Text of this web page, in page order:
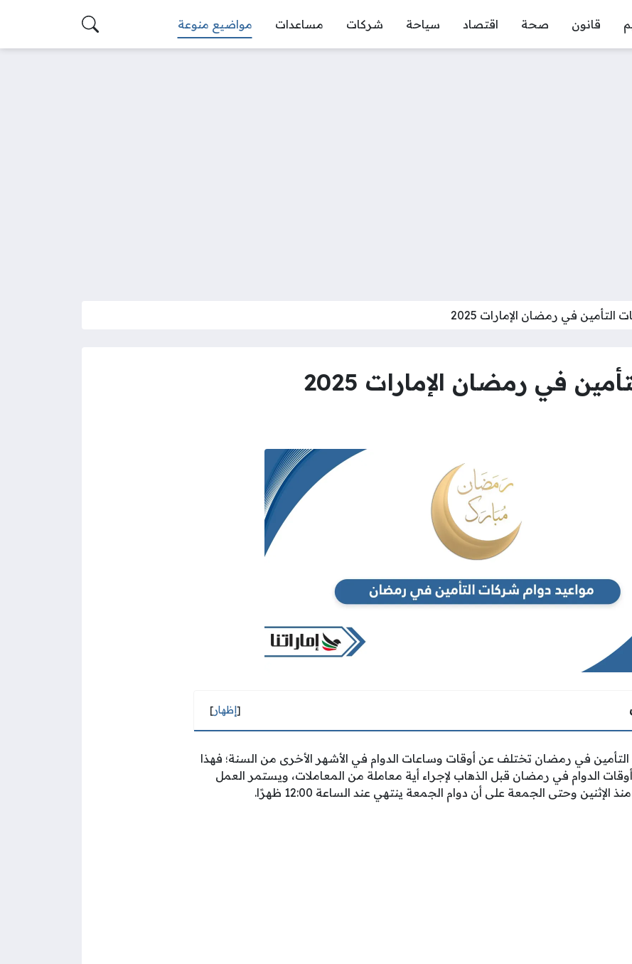
قانون صحة اقتصاد سياحة شركات مساعدات مواضيع منوعة
في رمضان الإمارات 2025
في رمضان الإمارات 2025
[إظهار]
التأمين في رمضان تختلف عن أوقات وساعات الدوام في الأشهر الأخرى من السنة؛ فهذا
الدوام في رمضان قبل الذهاب لإجراء أية معاملة من المعاملات، ويستمر العمل
وحتى الجمعة على أن دوام الجمعة ينتهي عند الساعة 12:00 ظهرًا.